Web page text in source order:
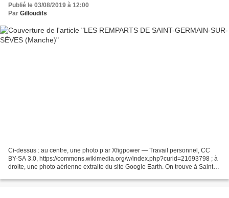
Publié le 03/08/2019 à 12:00
Par Gilloudifs
Ci-dessus : au centre, une photo p ar Xfigpower — Travail personnel, CC
BY-SA 3.0, https://commons.wikimedia.org/w/index.php?curid=21693798 ; à
droite, une photo aérienne extraite du site Google Earth. On trouve à Saint-